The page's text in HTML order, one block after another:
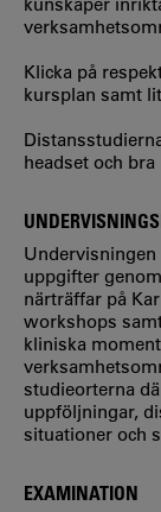
Klicka på
kursplan samt
headset och
uppgifter
närträffar på
workshops
kliniska
studieorterna
uppföljningar,
situationer och
EXAMINATION